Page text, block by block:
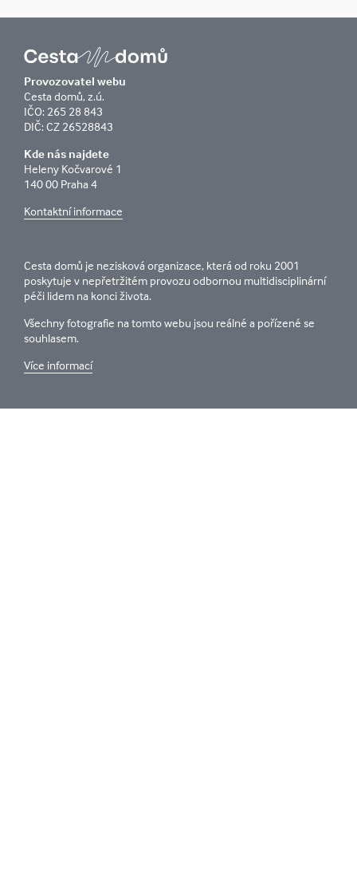
Provozovatel webu
Cesta domů, z.ú.
IČO: 265 28 843
DIČ: CZ 26528843
Kde nás najdete
Heleny Kočvarové 1
140 00 Praha 4
Kontaktní informace
Cesta domů je nezisková organizace, která od roku 2001
poskytuje v nepřetržitém provozu odbornou multidisciplinární
péči lidem na konci života.
Všechny fotografie na tomto webu jsou reálné a pořízené se
souhlasem.
Více informací